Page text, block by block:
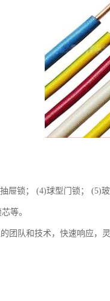
屉锁； (4)球型门锁； (5)
等。
团队和技术，快速响应，